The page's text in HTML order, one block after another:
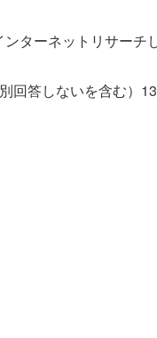
ターネットリサーチ
回答しないを含む）